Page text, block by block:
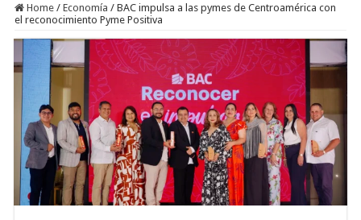
Home / Economía / BAC impulsa a las pymes de Centroamérica con
el reconocimiento Pyme Positiva